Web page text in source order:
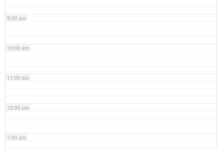
9:00 am
10:00 am
11:00 am
12:00 pm
1:00 pm